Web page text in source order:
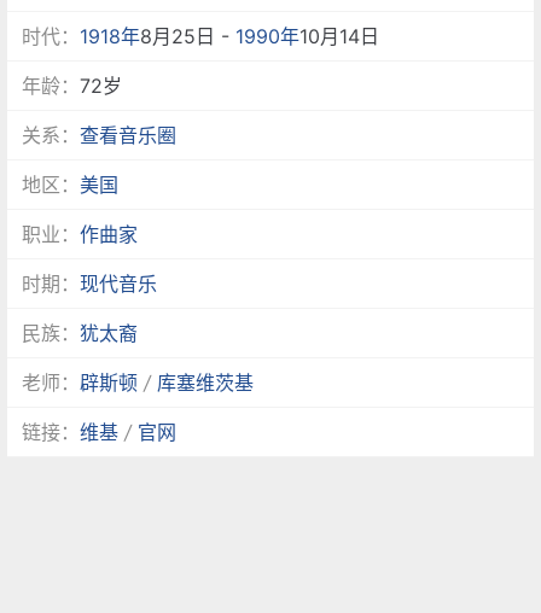
时代： 1918年8月25日 - 1990年10月14日
年龄：72岁
关系：查看音乐圈
地区：美国
职业：作曲家
时期：现代音乐
民族： 犹太裔
老师：辟斯顿 / 库塞维茨基
链接：维基 / 官网